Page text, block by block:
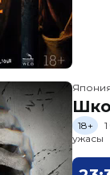
18+
ужасы